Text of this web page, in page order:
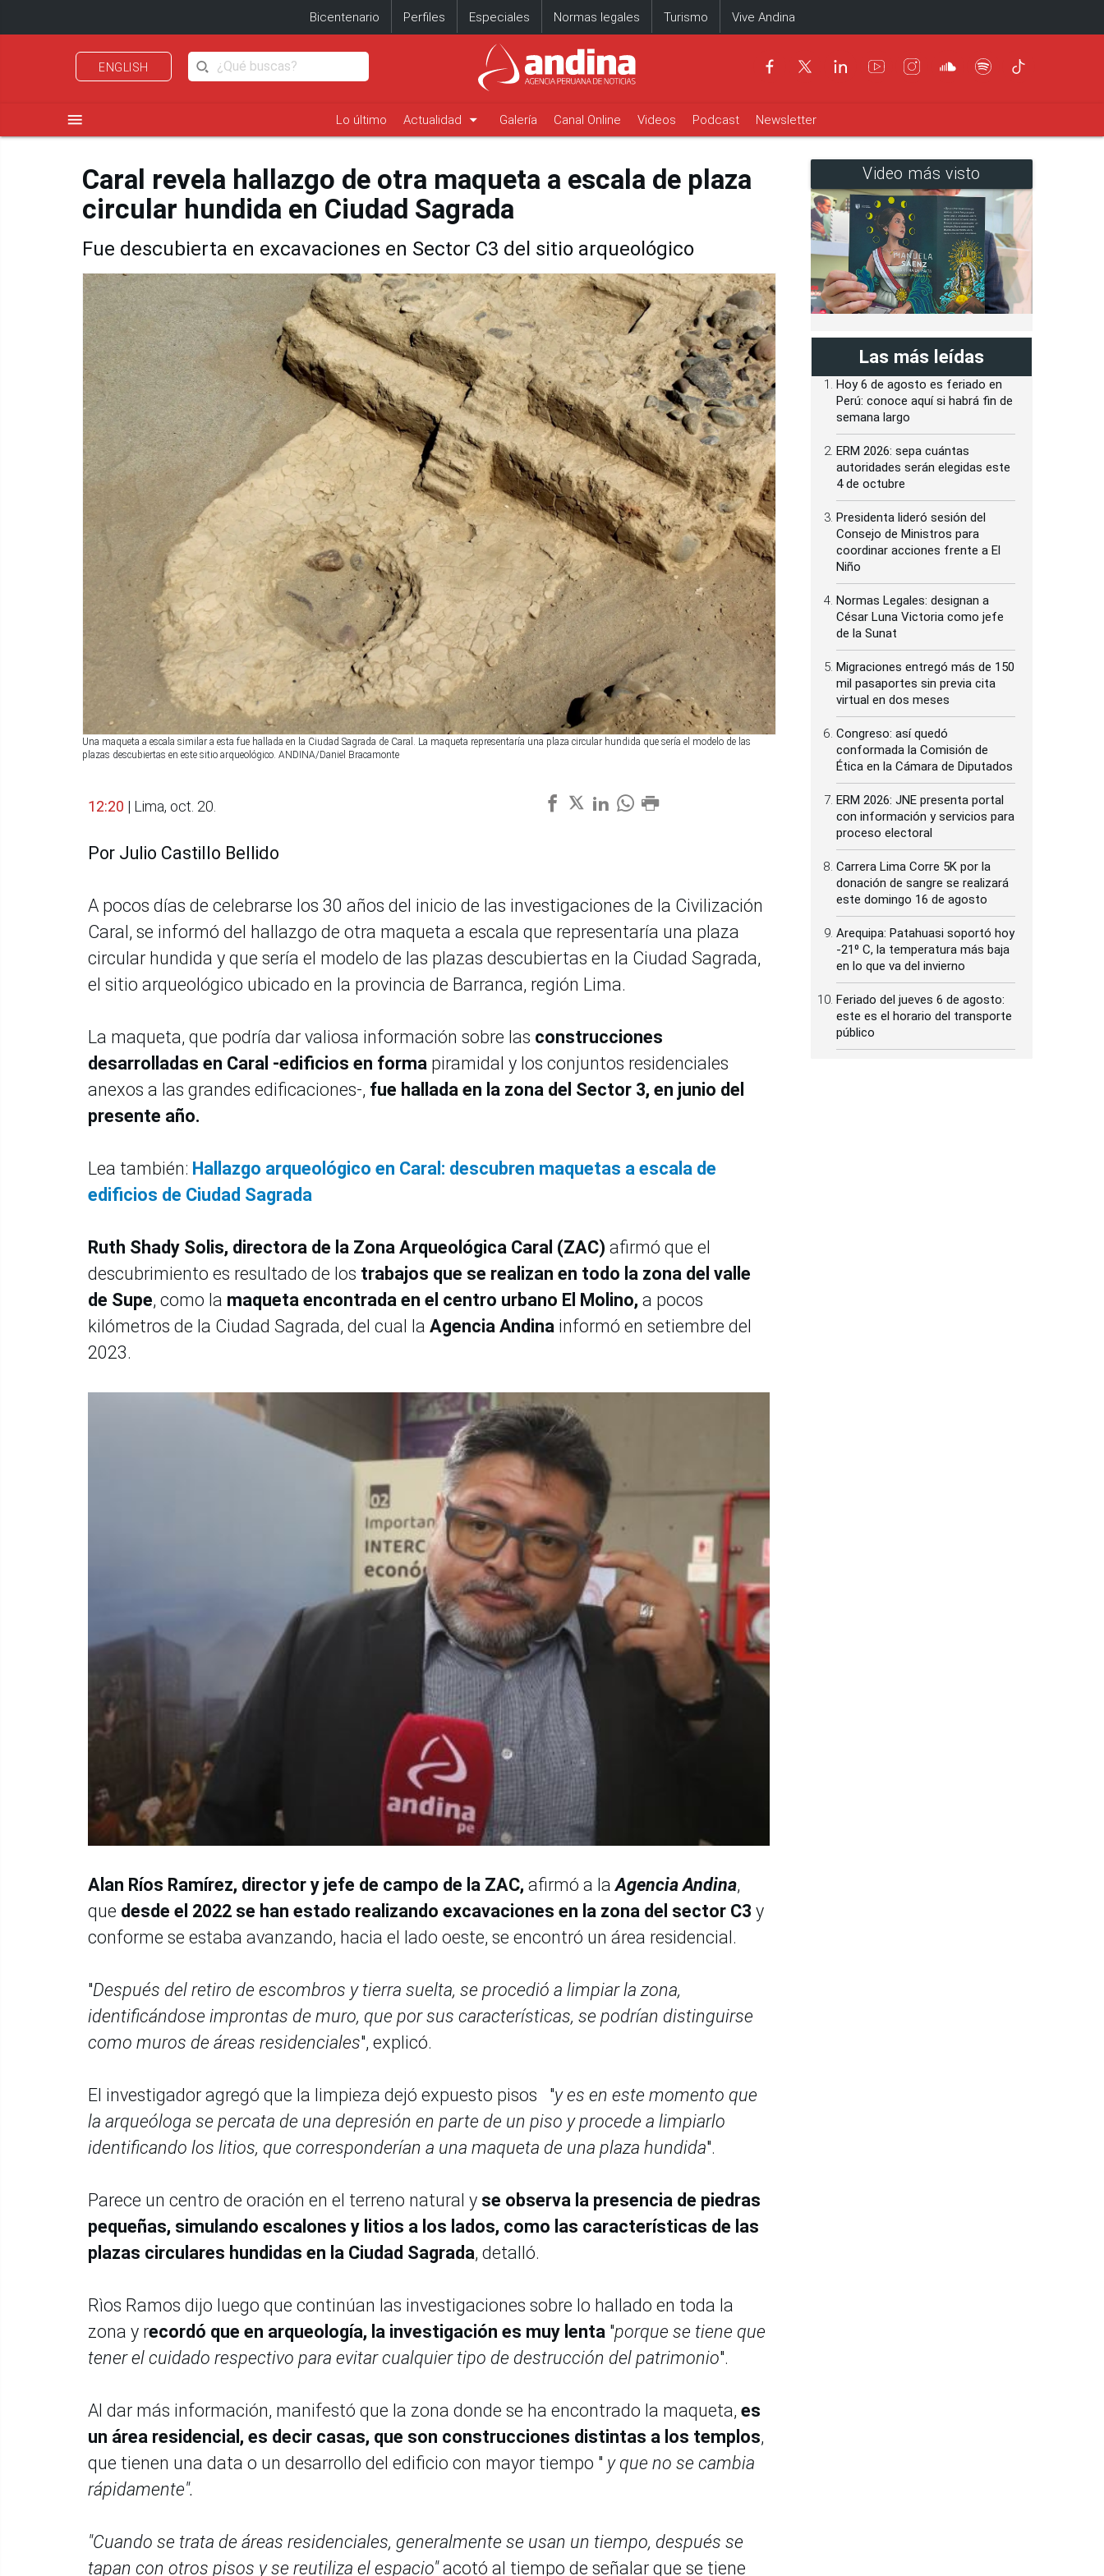
Bicentenario Perfiles Especiales Normas legales Turismo Vive Andina
ENGLISH
menu Lo último Actualidad arrow_drop_down Galería Canal Online Videos Podcast Newsletter
Caral revela hallazgo de otra maqueta a escala de plaza
circular hundida en Ciudad Sagrada
Fue descubierta en excavaciones en Sector C3 del sitio arqueológico
Una maqueta a escala similar a esta fue hallada en la Ciudad Sagrada de Caral. La maqueta representaría una plaza circular hundida que sería el modelo de las
plazas descubiertas en este sitio arqueológico. ANDINA/Daniel Bracamonte
12:20 | Lima, oct. 20.
Por Julio Castillo Bellido
A pocos días de celebrarse los 30 años del inicio de las investigaciones de la Civilización
Caral, se informó del hallazgo de otra maqueta a escala que representaría una plaza
circular hundida y que sería el modelo de las plazas descubiertas en la Ciudad Sagrada,
el sitio arqueológico ubicado en la provincia de Barranca, región Lima.
La maqueta, que podría dar valiosa información sobre las construcciones
desarrolladas en Caral -edificios en forma piramidal y los conjuntos residenciales
anexos a las grandes edificaciones-, fue hallada en la zona del Sector 3, en junio del
presente año.
Lea también: Hallazgo arqueológico en Caral: descubren maquetas a escala de
edificios de Ciudad Sagrada
Ruth Shady Solis, directora de la Zona Arqueológica Caral (ZAC) afirmó que el
descubrimiento es resultado de los trabajos que se realizan en todo la zona del valle
de Supe, como la maqueta encontrada en el centro urbano El Molino, a pocos
kilómetros de la Ciudad Sagrada, del cual la Agencia Andina informó en setiembre del
2023.
Alan Ríos Ramírez, director y jefe de campo de la ZAC, afirmó a laAgencia Andina,
que desde el 2022 se han estado realizando excavaciones en la zona del sector C3 y
conforme se estaba avanzando, hacia el lado oeste, se encontró un área residencial.
"Después del retiro de escombros y tierra suelta, se procedió a limpiar la zona,
identificándose improntas de muro, que por sus características, se podrían distinguirse
como muros de áreas residenciales", explicó.
El investigador agregó que la limpieza dejó expuesto pisos "y es en este momento que
la arqueóloga se percata de una depresión en parte de un piso y procede a limpiarlo
identificando los litios, que corresponderían a una maqueta de una plaza hundida".
Parece un centro de oración en el terreno natural y se observa la presencia de piedras
pequeñas, simulando escalones y litios a los lados, como las características de las
plazas circulares hundidas en la Ciudad Sagrada, detalló.
Rìos Ramos dijo luego que continúan las investigaciones sobre lo hallado en toda la
zona y recordó que en arqueología, la investigación es muy lenta "porque se tiene que
tener el cuidado respectivo para evitar cualquier tipo de destrucción del patrimonio".
Al dar más información, manifestó que la zona donde se ha encontrado la maqueta, es
un área residencial, es decir casas, que son construcciones distintas a los templos,
que tienen una data o un desarrollo del edificio con mayor tiempo " y que no se cambia
rápidamente".
"Cuando se trata de áreas residenciales, generalmente se usan un tiempo, después se
tapan con otros pisos y se reutiliza el espacio"acotó al tiempo de señalar que se tiene
Video más visto
Las más leídas
Hoy 6 de agosto es feriado en
Perú: conoce aquí si habrá fin de
semana largo
ERM 2026: sepa cuántas
autoridades serán elegidas este
4 de octubre
Presidenta lideró sesión del
Consejo de Ministros para
coordinar acciones frente a El
Niño
Normas Legales: designan a
César Luna Victoria como jefe
de la Sunat
Migraciones entregó más de 150
mil pasaportes sin previa cita
virtual en dos meses
Congreso: así quedó
conformada la Comisión de
Ética en la Cámara de Diputados
ERM 2026: JNE presenta portal
con información y servicios para
proceso electoral
Carrera Lima Corre 5K por la
donación de sangre se realizará
este domingo 16 de agosto
Arequipa: Patahuasi soportó hoy
-21⁰ C, la temperatura más baja
en lo que va del invierno
Feriado del jueves 6 de agosto:
este es el horario del transporte
público